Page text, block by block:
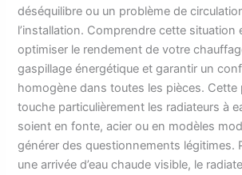
déséquilibre ou un problème de
l’installation. Comprendre cette situation
optimiser le rendement de votre
gaspillage énergétique et garantir un
homogène dans toutes les pièces. Cette
touche particulièrement les radiateurs à
soient en fonte, acier ou en modèles
générer des questionnements légitimes.
une arrivée d’eau chaude visible, le